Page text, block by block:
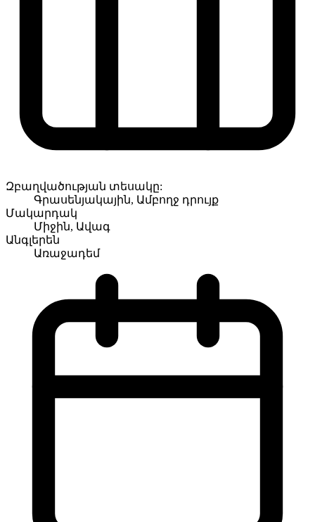
Զբաղվածության տեսակը:
Գրասենյակային, Ամբողջ դրույք
Մակարդակ
Միջին, Ավագ
Անգլերեն
Առաջադեմ